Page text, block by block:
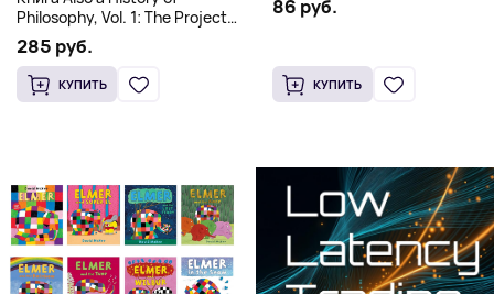
Philosophy, Vol. 1: The Project
of a Genealogy of
Postmetaphysical Thinking
(Твердый переплет)
285 руб.
КУПИТЬ
86 руб.
КУПИТЬ